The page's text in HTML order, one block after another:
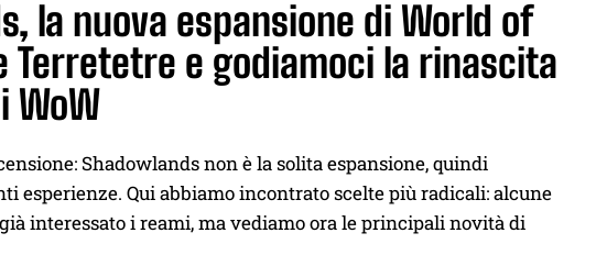
la nuova espansione di World of
e godiamoci la rinascita
WoW
Shadowlands non è la solita espansione, quindi
esperienze. Qui abbiamo incontrato scelte più radicali: alcune
interessato i reami, ma vediamo ora le principali novità di